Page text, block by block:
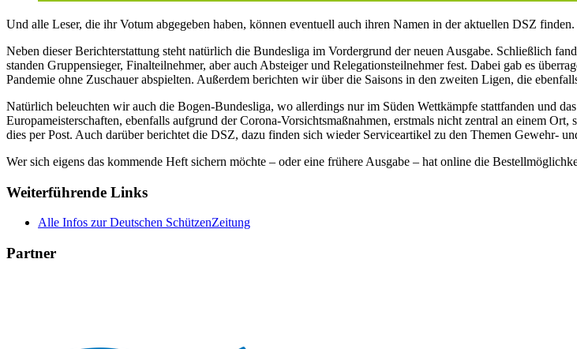
Und alle Leser, die ihr Votum abgegeben haben, können eventuell auch ihren Namen in der aktuellen DSZ
Neben dieser Berichterstattung steht natürlich die Bundesliga im Vordergrund der neuen Ausgabe. Schließlich
standen Gruppensieger, Finalteilnehmer, aber auch Absteiger und Relegationsteilnehmer fest. Dabei gab es
Pandemie ohne Zuschauer abspielten. Außerdem berichten wir über die Saisons in den zweiten Ligen, die
Natürlich beleuchten wir auch die Bogen-Bundesliga, wo allerdings nur im Süden Wettkämpfe stattfanden und
Europameisterschaften, ebenfalls aufgrund der Corona-Vorsichtsmaßnahmen, erstmals nicht zentral an einem
dies per Post. Auch darüber berichtet die DSZ, dazu finden sich wieder Serviceartikel zu den Themen Gewehr-
Wer sich eigens das kommende Heft sichern möchte – oder eine frühere Ausgabe – hat online die
Weiterführende Links
Alle Infos zur Deutschen SchützenZeitung
Partner